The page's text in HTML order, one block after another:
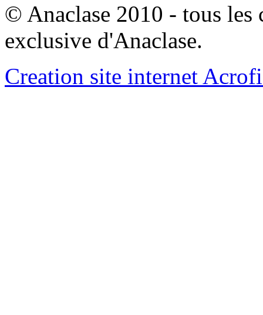
© Anaclase 2010 - tous les
exclusive d'Anaclase.
Creation site internet